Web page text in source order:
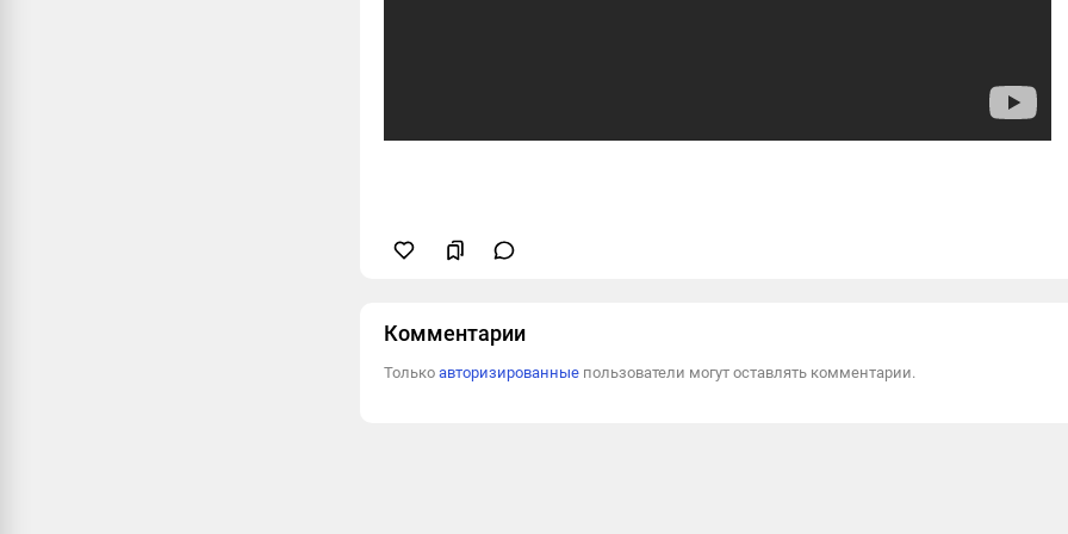
Комментарии
Только авторизированные пользователи могут оставлять комментарии.